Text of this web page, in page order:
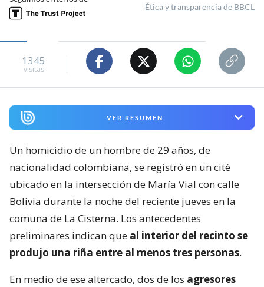
Ética y transparencia de BBCL
1345
visitas
VER RESUMEN
Un homicidio de un hombre de 29 años, de
nacionalidad colombiana, se registró en un cité
ubicado en la intersección de María Vial con calle
Bolivia durante la noche del reciente jueves en la
comuna de La Cisterna. Los antecedentes
preliminares indican que al interior del recinto se
produjo una riña entre al menos tres personas.
En medio de ese altercado, dos de los agresores